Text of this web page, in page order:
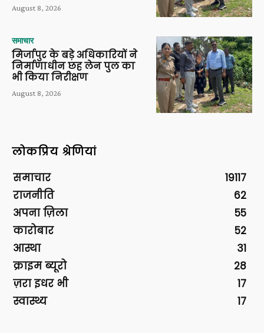
August 8, 2026
समाचार
मिर्जापुर के बड़े अधिकारियों ने
निर्माणाधीन छह लेन पुल का
भी किया निरीक्षण
August 8, 2026
लोकप्रिय श्रेणियां
समाचार
19117
राजनीति
62
अपना ज़िला
55
कारोबार
52
आस्था
31
क्राइम ब्यूरो
28
ज़रा इधर भी
17
स्वास्थ्य
17